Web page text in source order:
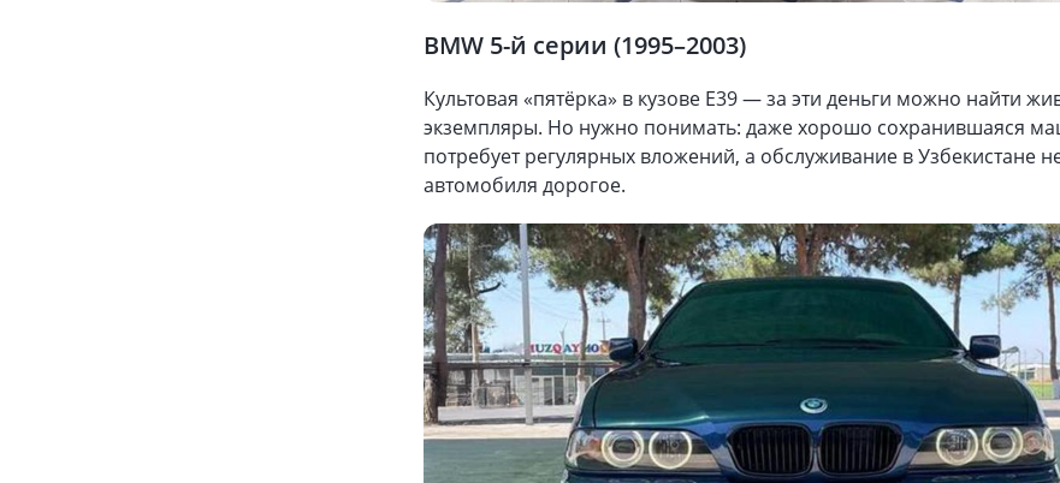
BMW 5-й серии (1995–2003)
Культовая «пятёрка» в кузове Е39 — за эти деньги можно найти
экземпляры. Но нужно понимать: даже хорошо сохранившаяся
потребует регулярных вложений, а обслуживание в Узбекистане
автомобиля дорогое.